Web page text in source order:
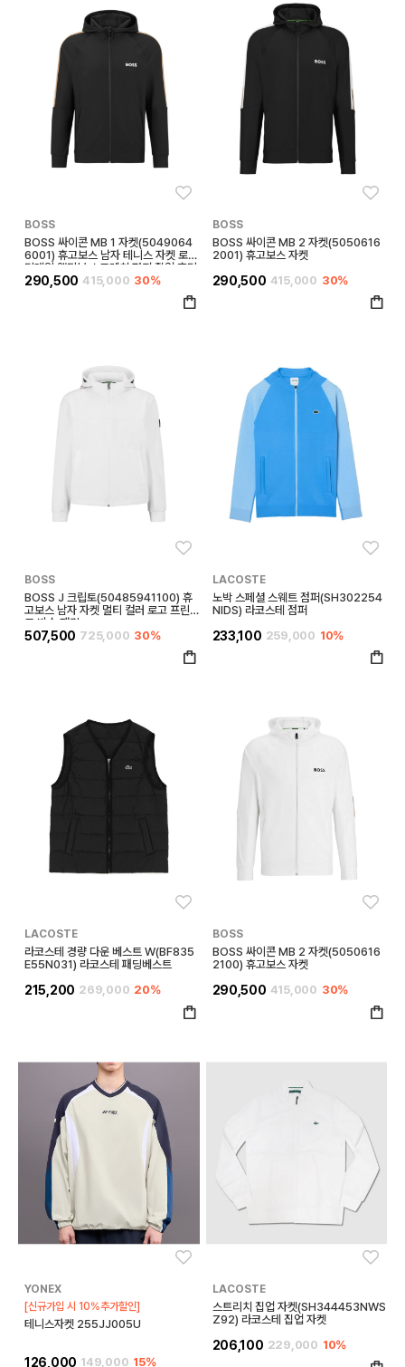
BOSS
BOSS 싸이콘 MB 1 자켓(5049064
6001) 휴고보스 남자 테니스 자켓 로고
디테일 액티브 스트레치 저지 집업 후디
290,500 415,000 30%
BOSS
BOSS 싸이콘 MB 2 자켓(5050616
2001) 휴고보스 자켓
290,500 415,000 30%
BOSS
BOSS J 크립토(50485941100) 휴
고보스 남자 자켓 멀티 컬러 로고 프린
트 방수 재킷
507,500 725,000 30%
LACOSTE
노박 스페셜 스웨트 점퍼(SH302254
NIDS) 라코스테 점퍼
233,100 259,000 10%
LACOSTE
라코스테 경량 다운 베스트 W(BF835
E55N031) 라코스테 패딩베스트
215,200 269,000 20%
BOSS
BOSS 싸이콘 MB 2 자켓(5050616
2100) 휴고보스 자켓
290,500 415,000 30%
YONEX
[신규가입 시 10%추가할인]
테니스자켓 255JJ005U
126,000 149,000 15%
LACOSTE
스트리치 집업 자켓(SH344453NWS
Z92) 라코스테 집업 자켓
206,100 229,000 10%